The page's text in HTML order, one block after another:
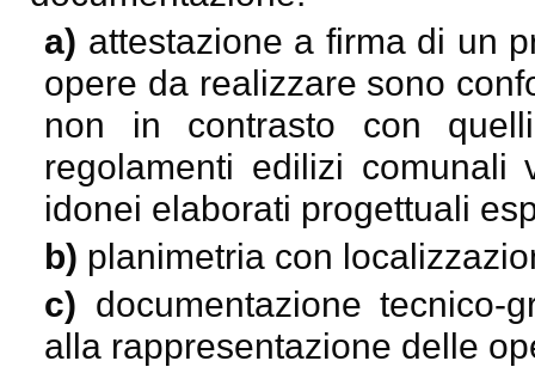
a) attestazione a firma di un
opere da realizzare sono
non in contrasto con
regolamenti edilizi comunali
idonei elaborati progettuali
b) planimetria con
c) documentazione tecnico-
alla rappresentazione delle